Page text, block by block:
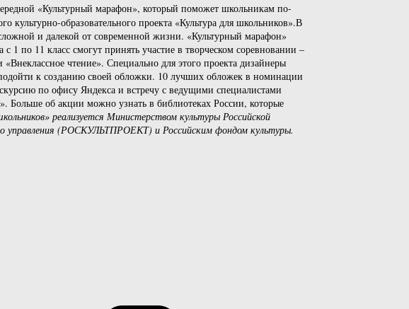
«Культурный марафон», который поможет школьникам по-
образовательного проекта «Культура для школьников».В
и далекой от современной жизни. «Культурный марафон»
1 по 11 класс смогут принять участие в творческом соревновании –
чтение». Специально для этого проекта дизайнеры
к созданию своей обложки. 10 лучших обложек в номинации
по офису Яндекса и встречу с ведущими специалистами
Больше об акции можно узнать в библиотеках России, которые
реализуется Министерством культуры Российской
управления (РОСКУЛЬТПРОЕКТ) и Российским фондом культуры.